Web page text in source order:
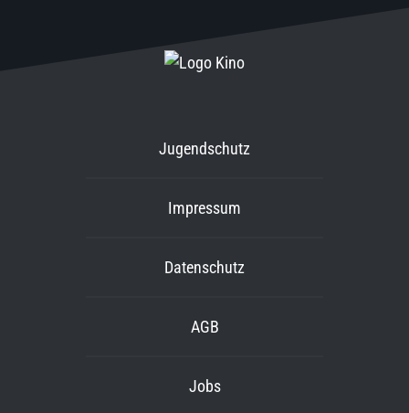
Jugendschutz
Impressum
Datenschutz
AGB
Jobs